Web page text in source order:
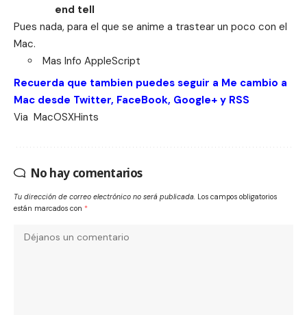
end tell
Pues nada, para el que se anime a trastear un poco con el
Mac.
Mas Info AppleScript
Recuerda que tambien puedes seguir a Me cambio a
Mac desde Twitter, FaceBook, Google+ y RSS
Via MacOSXHints
No hay comentarios
Tu dirección de correo electrónico no será publicada. Los campos obligatorios
están marcados con *